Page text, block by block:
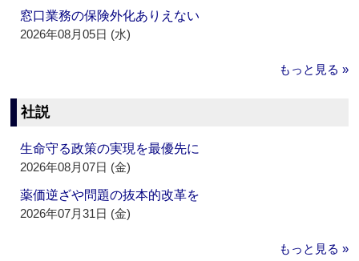
窓口業務の保険外化ありえない
2026年08月05日 (水)
もっと見る »
社説
生命守る政策の実現を最優先に
2026年08月07日 (金)
薬価逆ざや問題の抜本的改革を
2026年07月31日 (金)
もっと見る »